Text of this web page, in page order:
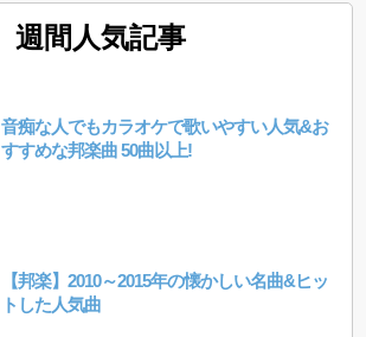
週間人気記事
音痴な人でもカラオケで歌いやすい人気&お
すすめな邦楽曲 50曲以上!
【邦楽】2010～2015年の懐かしい名曲&ヒッ
トした人気曲